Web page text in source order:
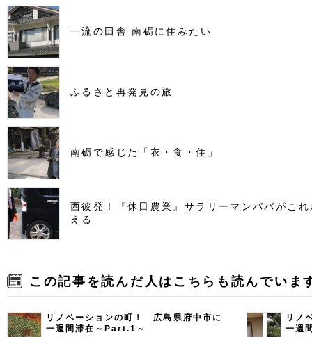
一流の田舎 南砺に住みたい
ふるさと再発見の旅
南砺で感じた「衣・食・住」
西彼発！『休日農業』サラリーマンパパがこ
える
この記事を読んだ人はこちらも読んでいま
リノベーションの町！ 広島県府中市に
一週間滞在～Part.1～
リノ
一週